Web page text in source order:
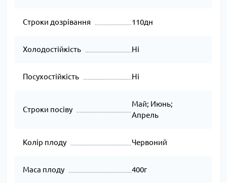
Строки дозрівання 110дн
Холодостійкість Ні
Посухостійкість Ні
Строки посіву
Май; Июнь;
Апрель
Колір плоду Червоний
Маса плоду 400г